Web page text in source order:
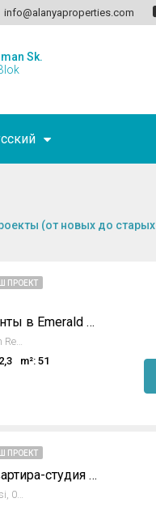
info@alanyaproperties.com
Sk.
(от новых до старых
ПРОЕКТ
Ультрасовременные апартаменты в Emerald Grand Deluxe
Avsallar, Alanya, Antalya, Mediterranean Region, Turkey
m²: 51
ПРОЕКТ
Полностью меблированная квартира-студия в Emerald Dreams
Avsallar, Alanya, Antalya, Akdeniz Bölgesi, 07407, Türkiye